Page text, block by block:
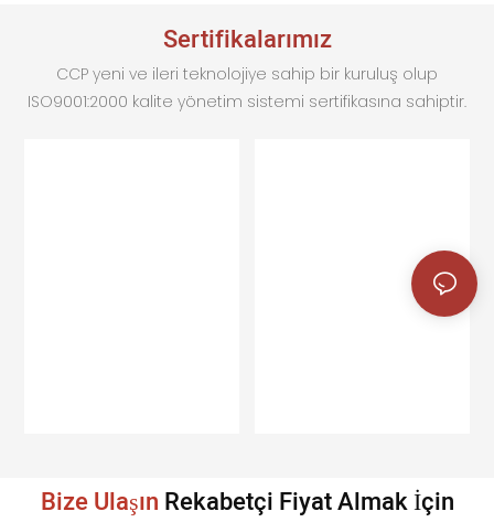
Sertifikalarımız
CCP yeni ve ileri teknolojiye sahip bir kuruluş olup
ISO9001:2000 kalite yönetim sistemi sertifikasına sahiptir.
Bize Ulaşın Rekabetçi Fiyat Almak İçin